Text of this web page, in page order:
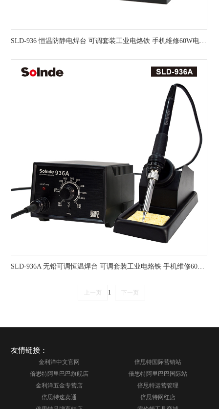
上一页 1 下一页
友情链接：
金利洋中文官网
倍思特国际营销站
倍思特阿里巴巴旗舰店
倍思特阿里巴巴国际站
金利洋五金专营店
倍思特运营管理
倍思特速卖通
倍思特网红店